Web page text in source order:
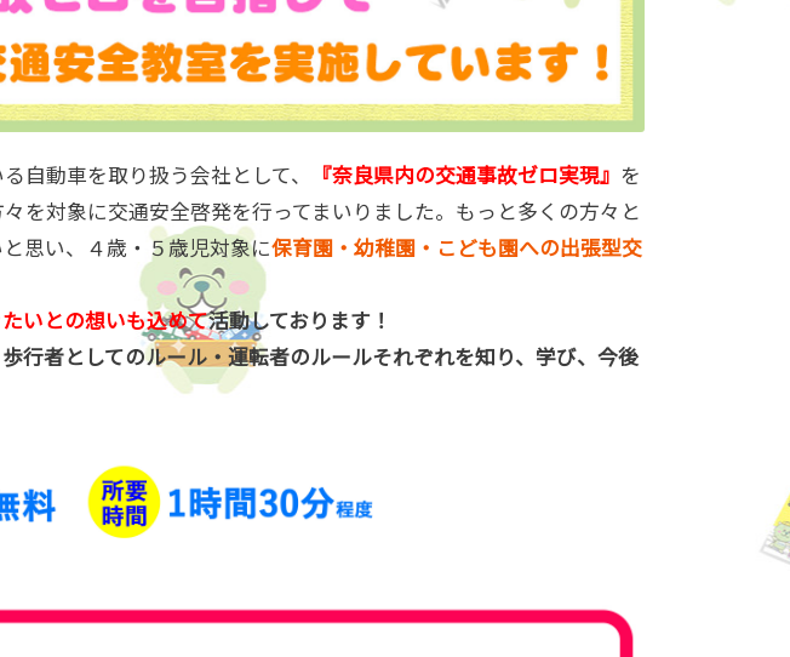
自動車を取り扱う会社として、 『奈良県内の交通事故ゼロ実現』 を
を対象に交通安全啓発を行ってまいりました。もっと多くの方々と
思い、４歳・５歳児対象に保育園・幼稚園・こども園への出張型交
いとの想いも込めて活動しております！
行者としてのルール・運転者のルールそれぞれを知り、学び、今後